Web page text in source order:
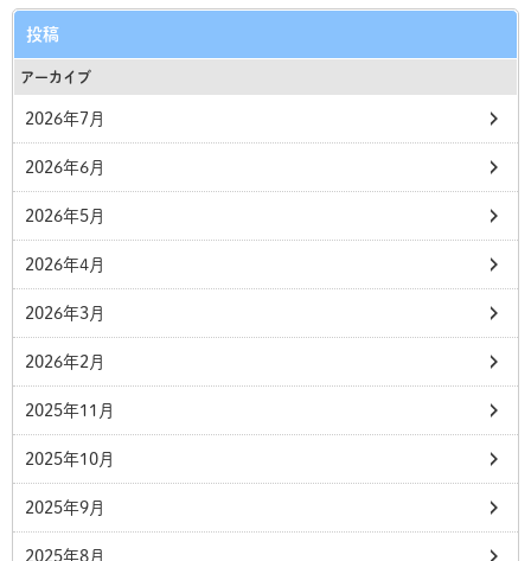
投稿
アーカイブ
2026年7月
2026年6月
2026年5月
2026年4月
2026年3月
2026年2月
2025年11月
2025年10月
2025年9月
2025年8月